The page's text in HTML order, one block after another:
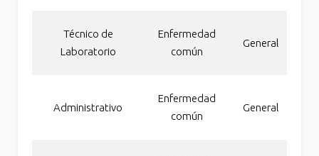
Técnico de
Laboratorio
Enfermedad
común
General
Administrativo
Enfermedad
común
General